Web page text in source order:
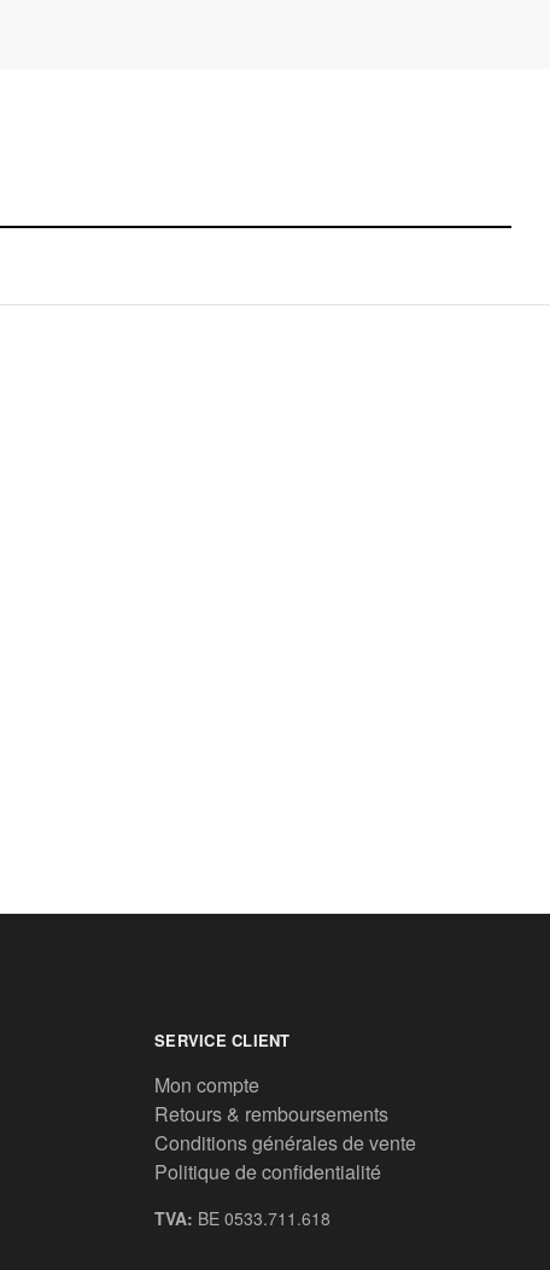
SERVICE CLIENT
Mon compte
Retours & remboursements
Conditions générales de vente
Politique de confidentialité
TVA: BE 0533.711.618